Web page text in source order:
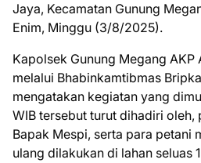
Jaya, Kecamatan Gunung
Enim, Minggu (3/8/2025).
Kapolsek Gunung Megang AKP
melalui Bhabinkamtibmas
mengatakan kegiatan yang
WIB tersebut turut dihadiri oleh,
Bapak Mespi, serta para petani
ulang dilakukan di lahan seluas